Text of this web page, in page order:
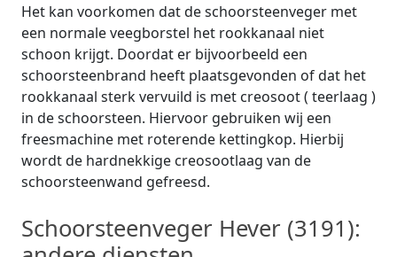
Het kan voorkomen dat de schoorsteenveger met
een normale veegborstel het rookkanaal niet
schoon krijgt. Doordat er bijvoorbeeld een
schoorsteenbrand heeft plaatsgevonden of dat het
rookkanaal sterk vervuild is met creosoot ( teerlaag )
in de schoorsteen. Hiervoor gebruiken wij een
freesmachine met roterende kettingkop. Hierbij
wordt de hardnekkige creosootlaag van de
schoorsteenwand gefreesd.
Schoorsteenveger Hever (3191):